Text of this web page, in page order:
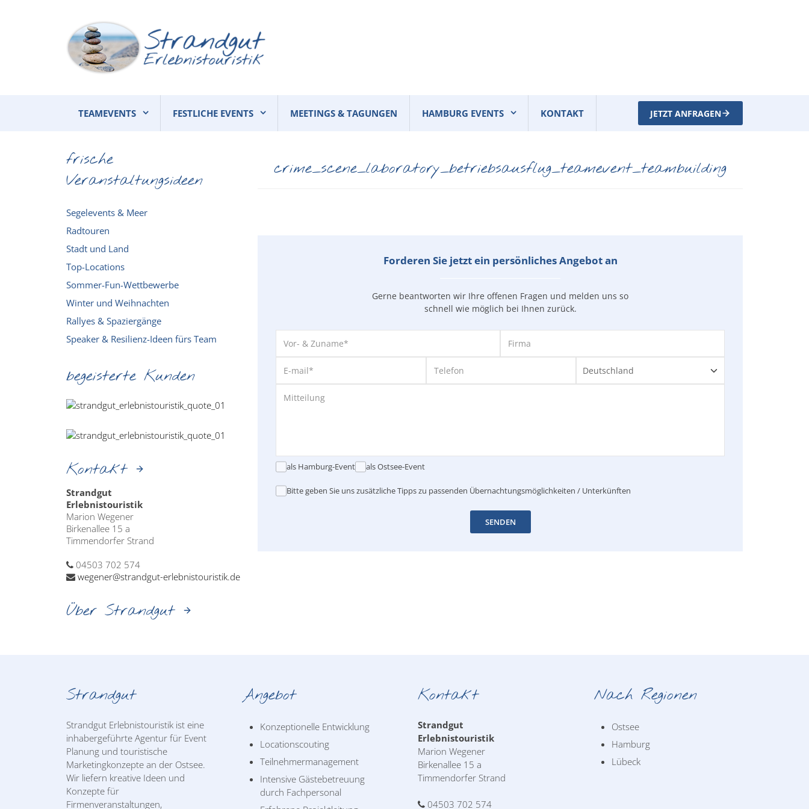
JETZT ANFRAGEN
TEAMEVENTS FESTLICHE EVENTS MEETINGS & TAGUNGEN HAMBURG EVENTS KONTAKT
crime_scene_laboratory_betriebsausflug_teamevent_teambuilding
Forderen Sie jetzt ein persönliches Angebot an
Gerne beantworten wir Ihre offenen Fragen und melden uns so
schnell wie möglich bei Ihnen zurück.
als Hamburg-Event als Ostsee-Event
Bitte geben Sie uns zusätzliche Tipps zu passenden Übernachtungsmöglichkeiten / Unterkünften
SENDEN
frische
Veranstaltungsideen
Segelevents & Meer
Radtouren
Stadt und Land
Top-Locations
Sommer-Fun-Wettbewerbe
Winter und Weihnachten
Rallyes & Spaziergänge
Speaker & Resilienz-Ideen fürs Team
begeisterte Kunden
Kontakt
Strandgut
Erlebnistouristik
Marion Wegener
Birkenallee 15 a
Timmendorfer Strand
04503 702 574
wegener@strandgut-erlebnistouristik.de
Über Strandgut
Strandgut
Strandgut Erlebnistouristik ist eine
inhabergeführte Agentur für Event
Planung und touristische
Marketingkonzepte an der Ostsee.
Wir liefern kreative Ideen und
Konzepte für
Firmenveranstaltungen,
Angebot
Konzeptionelle Entwicklung
Locationscouting
Teilnehmermanagement
Intensive Gästebetreuung
durch Fachpersonal
Kontakt
Strandgut
Erlebnistouristik
Marion Wegener
Birkenallee 15 a
Timmendorfer Strand
04503 702 574
Nach Regionen
Ostsee
Hamburg
Lübeck